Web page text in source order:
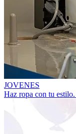
JOVENES
Haz ropa con tu